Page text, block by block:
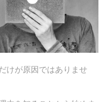
けが原因ではありませ